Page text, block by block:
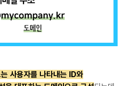
사용자를 나타내는 ID와